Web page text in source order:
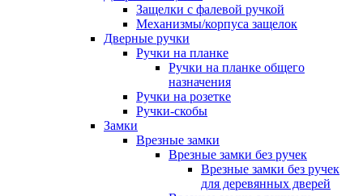
Защелки с фалевой ручкой
Механизмы/корпуса защелок
Дверные ручки
Ручки на планке
Ручки на планке общего
назначения
Ручки на розетке
Ручки-скобы
Замки
Врезные замки
Врезные замки без ручек
Врезные замки без ручек
для деревянных дверей